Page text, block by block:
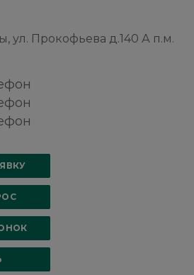
ул. Прокофьева д.140 А п.м.